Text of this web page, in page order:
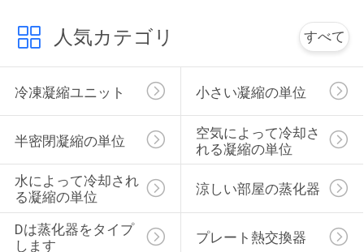
人気カテゴリ すべて
冷凍凝縮ユニット 小さい凝縮の単位
半密閉凝縮の単位
空気によって冷却さ
れる凝縮の単位
水によって冷却され
る凝縮の単位
涼しい部屋の蒸化器
Dは蒸化器をタイプ
します
プレート熱交換器